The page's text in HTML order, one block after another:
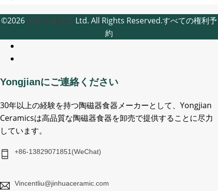
©2026 潮州永建窯業 Ltd. All Rights Reserved.すべての権利予
約
Yongjianにご連絡ください
30年以上の経験を持つ陶磁器食器メーカーとして、Yongjian
Ceramicsは高品質な陶磁器食器を卸売で提供することに尽力
しています。
+86-13829071851(WeChat)
Vincentliu@jinhuaceramic.com